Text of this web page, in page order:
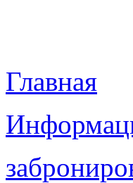
Главная